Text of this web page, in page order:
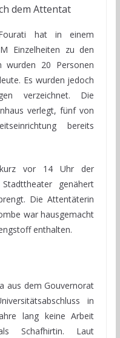
dem Attentat
hat in einem
Einzelheiten zu den
wurden 20 Personen
Es wurden jedoch
verzeichnet. Die
verlegt, fünf von
bereits
vor 14 Uhr der
genähert
Die Attentäterin
war hausgemacht
enthalten.
aus dem Gouvernorat
in
lang keine Arbeit
Schafhirtin. Laut